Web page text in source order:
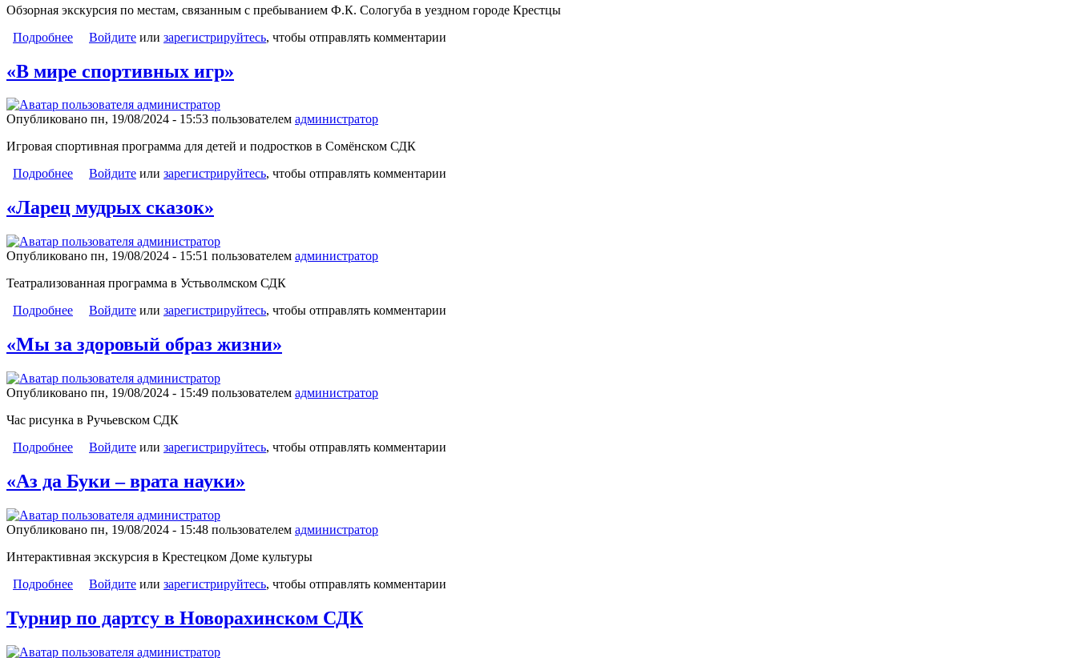
Обзорная экскурсия по местам, связанным с пребыванием Ф.К. Сологуба в уездном городе Крестцы
Подробнее о «Сологубовские Крестцы»
Войдите или зарегистрируйтесь, чтобы отправлять комментарии
«В мире спортивных игр»
Опубликовано пн, 19/08/2024 - 15:53 пользователем администратор
Игровая спортивная программа для детей и подростков в Сомёнском СДК
Подробнее о «В мире спортивных игр»
Войдите или зарегистрируйтесь, чтобы отправлять комментарии
«Ларец мудрых сказок»
Опубликовано пн, 19/08/2024 - 15:51 пользователем администратор
Театрализованная программа в Устьволмском СДК
Подробнее о «Ларец мудрых сказок»
Войдите или зарегистрируйтесь, чтобы отправлять комментарии
«Мы за здоровый образ жизни»
Опубликовано пн, 19/08/2024 - 15:49 пользователем администратор
Час рисунка в Ручьевском СДК
Подробнее о «Мы за здоровый образ жизни»
Войдите или зарегистрируйтесь, чтобы отправлять комментарии
«Аз да Буки – врата науки»
Опубликовано пн, 19/08/2024 - 15:48 пользователем администратор
Интерактивная экскурсия в Крестецком Доме культуры
Подробнее о «Аз да Буки – врата науки»
Войдите или зарегистрируйтесь, чтобы отправлять комментарии
Турнир по дартсу в Новорахинском СДК